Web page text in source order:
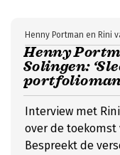
Henny
Solingen:
Henny Portman en Rini
Interview met
over de
Bespreekt de